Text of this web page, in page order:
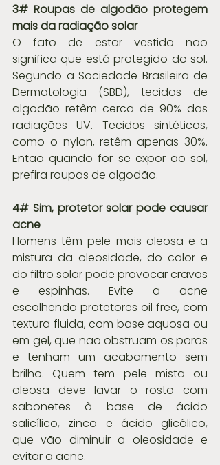
3# Roupas de algodão protegem
mais da radiação solar
O fato de estar vestido não
significa que está protegido do sol.
Segundo a Sociedade Brasileira de
Dermatologia (SBD), tecidos de
algodão retêm cerca de 90% das
radiações UV. Tecidos sintéticos,
como o nylon, retêm apenas 30%.
Então quando for se expor ao sol,
prefira roupas de algodão.
4# Sim, protetor solar pode causar
acne
Homens têm pele mais oleosa e a
mistura da oleosidade, do calor e
do filtro solar pode provocar cravos
e espinhas. Evite a acne
escolhendo protetores oil free, com
textura fluida, com base aquosa ou
em gel, que não obstruam os poros
e tenham um acabamento sem
brilho. Quem tem pele mista ou
oleosa deve lavar o rosto com
sabonetes à base de ácido
salicílico, zinco e ácido glicólico,
que vão diminuir a oleosidade e
evitar a acne.